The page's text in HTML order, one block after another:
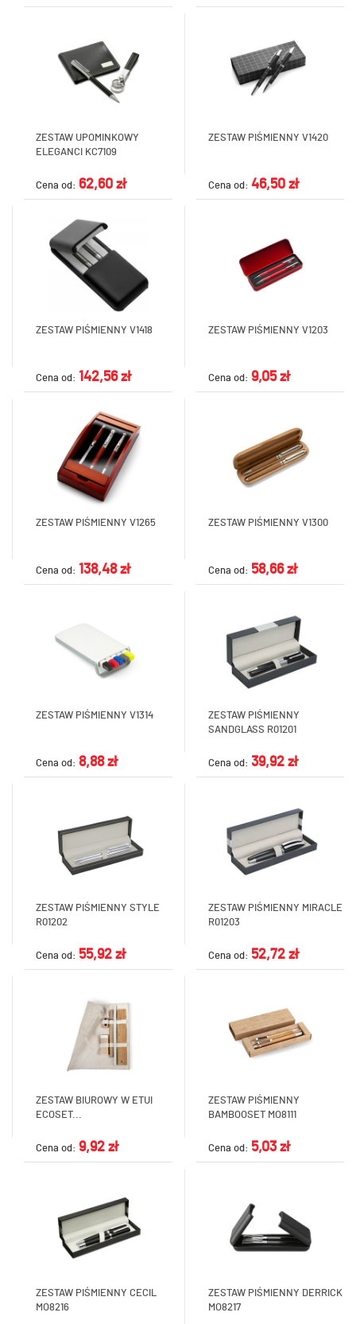
ZESTAW UPOMINKOWY
ELEGANCI KC7109
Cena od: 62,60 zł
ZESTAW PIŚMIENNY V1420
Cena od: 46,50 zł
ZESTAW PIŚMIENNY V1418
Cena od: 142,56 zł
ZESTAW PIŚMIENNY V1203
Cena od: 9,05 zł
ZESTAW PIŚMIENNY V1265
Cena od: 138,48 zł
ZESTAW PIŚMIENNY V1300
Cena od: 58,66 zł
ZESTAW PIŚMIENNY V1314
Cena od: 8,88 zł
ZESTAW PIŚMIENNY
SANDGLASS R01201
Cena od: 39,92 zł
ZESTAW PIŚMIENNY STYLE
R01202
Cena od: 55,92 zł
ZESTAW PIŚMIENNY MIRACLE
R01203
Cena od: 52,72 zł
ZESTAW BIUROWY W ETUI
ECOSET...
Cena od: 9,92 zł
ZESTAW PIŚMIENNY
BAMBOOSET MO8111
Cena od: 5,03 zł
ZESTAW PIŚMIENNY CECIL
MO8216
ZESTAW PIŚMIENNY DERRICK
MO8217